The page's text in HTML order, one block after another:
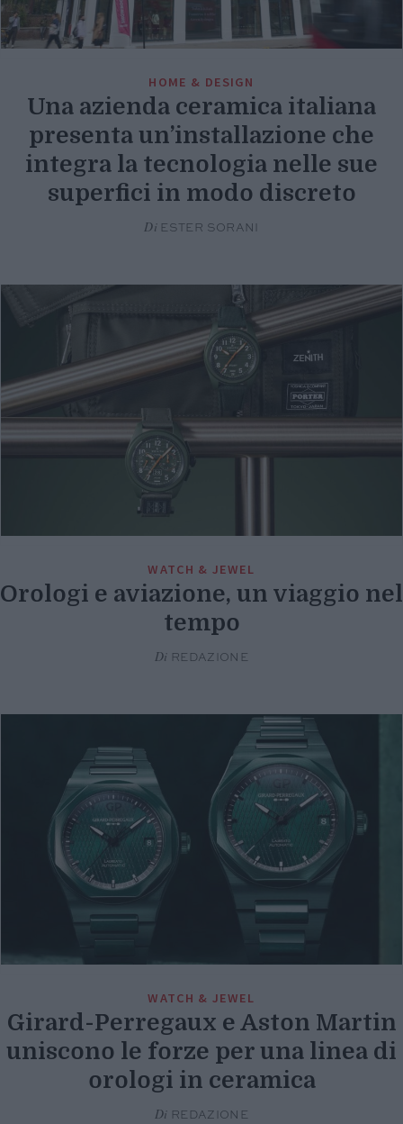
HOME & DESIGN
Una azienda ceramica italiana
presenta un’installazione che
integra la tecnologia nelle sue
superfici in modo discreto
Di ESTER SORANI
WATCH & JEWEL
Orologi e aviazione, un viaggio nel
tempo
Di REDAZIONE
WATCH & JEWEL
Girard-Perregaux e Aston Martin
uniscono le forze per una linea di
orologi in ceramica
Di REDAZIONE